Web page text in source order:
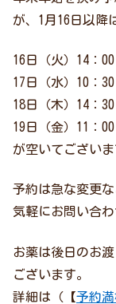
が、1月16日以降
16日（火）14：
17日（水）10：30
18日（木）14：
19日（金）11：
が空いてございま
予約は急な変更
気軽にお問い合わ
お薬は後日のお
ございます。
詳細は（【予約